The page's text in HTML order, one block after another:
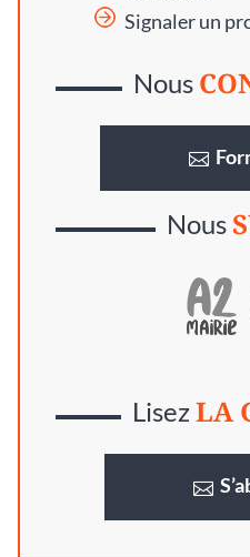
Signaler un
Nous
Nous
LisezLA